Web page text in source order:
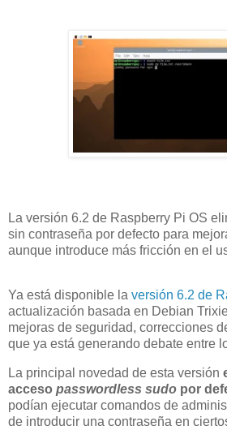
La versión 6.2 de Raspberry Pi OS
sin contraseña por defecto para
aunque introduce más fricción en el
Ya está disponible la versión 6.2 de
actualización basada en Debian
mejoras de seguridad, correcciones
que ya está generando debate entre
La principal novedad de esta versión
acceso passwordless sudo por
podían ejecutar comandos de
de introducir una contraseña en